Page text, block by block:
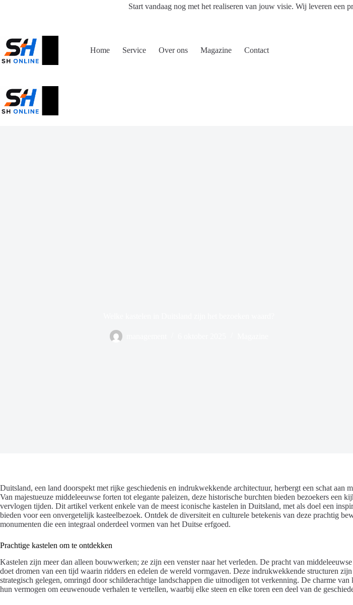
Start vandaag nog met het realiseren van jouw visie. Wij leveren een
Home Service Over ons Magazine Contact
Duitsland, een land doorspekt met rijke geschiedenis en indrukwekkende architectuur, herbergt een schat aan
Van majestueuze middeleeuwse forten tot elegante paleizen, deze historische burchten bieden bezoekers een
vervlogen tijden. Dit artikel verkent enkele van de meest iconische kastelen in Duitsland, met als doel een
bieden voor een onvergetelijk kasteelbezoek. Ontdek de diversiteit en culturele betekenis van deze prachtig
monumenten die een integraal onderdeel vormen van het Duitse erfgoed.
Prachtige kastelen om te ontdekken
Kastelen zijn meer dan alleen bouwwerken; ze zijn een venster naar het verleden. De pracht van
doet dromen van een tijd waarin ridders en edelen de wereld vormgaven. Deze indrukwekkende structuren
strategisch gelegen, omringd door schilderachtige landschappen die uitnodigen tot verkenning. De charme van
hun vermogen om eeuwenoude verhalen te vertellen, waarbij elke steen en elke toren een deel van de